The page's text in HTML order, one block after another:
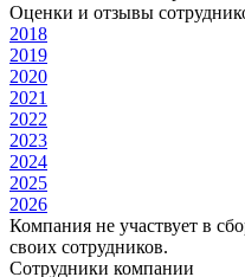
Оценки и отзывы
2018
2019
2020
2021
2022
2023
2024
2025
2026
Компания не участвует в
своих сотрудников.
Сотрудники компании